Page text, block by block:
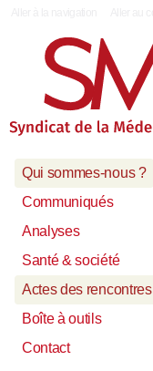
Qui sommes-nous ?
Communiqués
Analyses
Santé & société
Actes des rencontres
Boîte à outils
Contact